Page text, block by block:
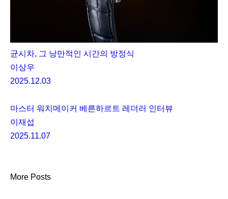
균시차, 그 낭만적인 시간의 방정식
이상우
2025.12.03
마스터 워치메이커 베른하르트 레더러 인터뷰
이재섭
2025.11.07
More Posts